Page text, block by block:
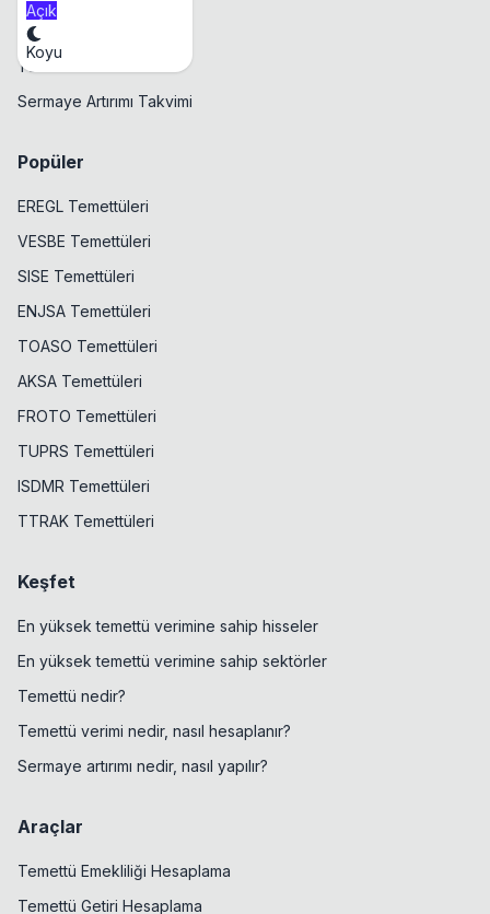
Açık
Koyu
Takvim
Temettü Takvimi
Sermaye Artırımı Takvimi
Popüler
EREGL Temettüleri
VESBE Temettüleri
SISE Temettüleri
ENJSA Temettüleri
TOASO Temettüleri
AKSA Temettüleri
FROTO Temettüleri
TUPRS Temettüleri
ISDMR Temettüleri
TTRAK Temettüleri
Keşfet
En yüksek temettü verimine sahip hisseler
En yüksek temettü verimine sahip sektörler
Temettü nedir?
Temettü verimi nedir, nasıl hesaplanır?
Sermaye artırımı nedir, nasıl yapılır?
Araçlar
Temettü Emekliliği Hesaplama
Temettü Getiri Hesaplama